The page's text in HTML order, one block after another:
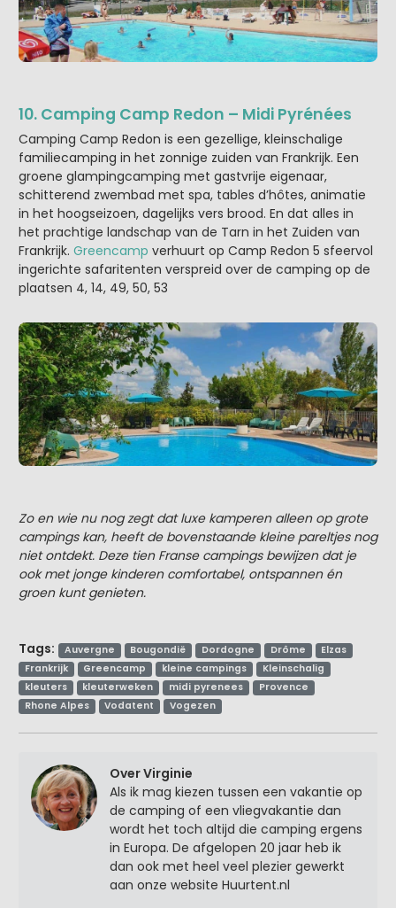
10. Camping Camp Redon – Midi Pyrénées
Camping Camp Redon is een gezellige, kleinschalige
familiecamping in het zonnige zuiden van Frankrijk. Een
groene glampingcamping met gastvrije eigenaar,
schitterend zwembad met spa, tables d’hôtes, animatie
in het hoogseizoen, dagelijks vers brood. En dat alles in
het prachtige landschap van de Tarn in het Zuiden van
Frankrijk. Greencamp verhuurt op Camp Redon 5 sfeervol
ingerichte safaritenten verspreid over de camping op de
plaatsen 4, 14, 49, 50, 53
Zo en wie nu nog zegt dat luxe kamperen alleen op grote
campings kan, heeft de bovenstaande kleine pareltjes nog
niet ontdekt. Deze tien Franse campings bewijzen dat je
ook met jonge kinderen comfortabel, ontspannen én
groen kunt genieten.
Tags: Auvergne Bougondië Dordogne Drôme
Elzas
Frankrijk
Greencamp kleine campings
Kleinschalig
kleuters
kleuterweken midi pyrenees
Provence
Rhone Alpes
Vodatent Vogezen
Over Virginie
Als ik mag kiezen tussen een vakantie op
de camping of een vliegvakantie dan
wordt het toch altijd die camping ergens
in Europa. De afgelopen 20 jaar heb ik
dan ook met heel veel plezier gewerkt
aan onze website Huurtent.nl